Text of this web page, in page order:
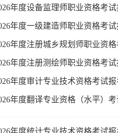
年度设备监理师职业资格考
年度一级建造师职业资格考
年度注册城乡规划师职业资
年度注册测绘师职业资格考
年度审计专业技术资格考试
年度翻译专业资格（水平）
年度统计专业技术资格考试